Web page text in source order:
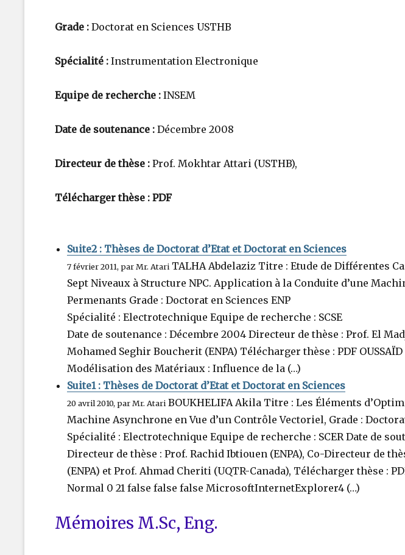
Grade : Doctorat en Sciences USTHB
Spécialité : Instrumentation Electronique
Equipe de recherche : INSEM
Date de soutenance : Décembre 2008
Directeur de thèse : Prof. Mokhtar Attari (USTHB),
Télécharger thèse : PDF
Suite2 : Thèses de Doctorat d’Etat et Doctorat en Sciences
7 février 2011, par Mr. Atari TALHA Abdelaziz Titre : Etude de Différentes
Sept Niveaux à Structure NPC. Application à la Conduite d’une
Permenants Grade : Doctorat en Sciences ENP
Spécialité : Electrotechnique Equipe de recherche : SCSE
Date de soutenance : Décembre 2004 Directeur de thèse : Prof. El
Mohamed Seghir Boucherit (ENPA) Télécharger thèse : PDF
Modélisation des Matériaux : Influence de la (…)
Suite1 : Thèses de Doctorat d’Etat et Doctorat en Sciences
20 avril 2010, par Mr. Atari BOUKHELIFA Akila Titre : Les Éléments
Machine Asynchrone en Vue d’un Contrôle Vectoriel, Grade :
Spécialité : Electrotechnique Equipe de recherche : SCER Date de
Directeur de thèse : Prof. Rachid Ibtiouen (ENPA), Co-Directeur de
(ENPA) et Prof. Ahmad Cheriti (UQTR-Canada), Télécharger thèse :
Normal 0 21 false false false MicrosoftInternetExplorer4 (…)
Mémoires M.Sc, Eng.